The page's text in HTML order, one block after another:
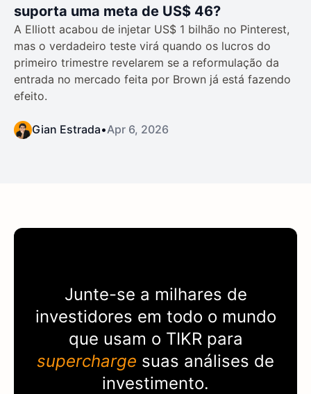
suporta uma meta de US$ 46?
A Elliott acabou de injetar US$ 1 bilhão no Pinterest,
mas o verdadeiro teste virá quando os lucros do
primeiro trimestre revelarem se a reformulação da
entrada no mercado feita por Brown já está fazendo
efeito.
Gian Estrada•Apr 6, 2026
Junte-se a milhares de
investidores em todo o mundo
que usam o TIKRpara
supercharge suas análises de
investimento.